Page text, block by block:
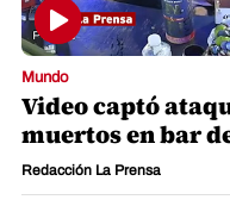
Mundo
Video captó
muertos en bar
Redacción La Prensa